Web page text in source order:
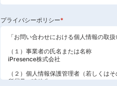
プライバシーポリシー*
「お問い合わせにおける個人情報の取扱
（１ ） 事業者の氏名または名称
iPresence株式会社
（２）個人情報保護管理者（若しくは
所属及び連絡先